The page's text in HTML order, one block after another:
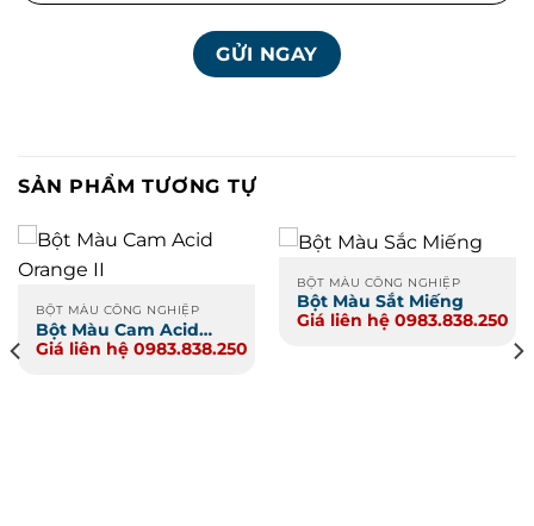
SẢN PHẨM TƯƠNG TỰ
BỘT MÀU CÔNG NGHIỆP
Bột Màu Cam Acid
Orange II
Giá liên hệ 0983.838.250
BỘT MÀU CÔNG NGHIỆP
Bột Màu Sắt Miếng
Giá liên hệ 0983.838.250